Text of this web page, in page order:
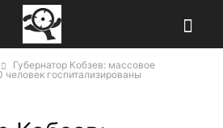
Губернатор Кобзев: массовое
госпитализированы